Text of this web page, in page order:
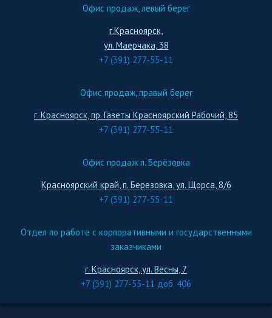
Офис продаж, левый берег
г.Красноярск,
ул. Маерчака, 38
+7 (391) 277-55-11
Офис продаж, правый берег
г. Красноярск, пр. Газеты Красноярский Рабочий, 85
+7 (391) 277-55-11
Офис продаж п. Берёзовка
Красноярский край, п. Березовка, ул. Щорса, 8/6
+7 (391) 277-55-11
Отдел по работе с корпоративными и государственными
заказчиками
г. Красноярск, ул. Весны, 7
+7 (391) 277-55-11 доб. 406